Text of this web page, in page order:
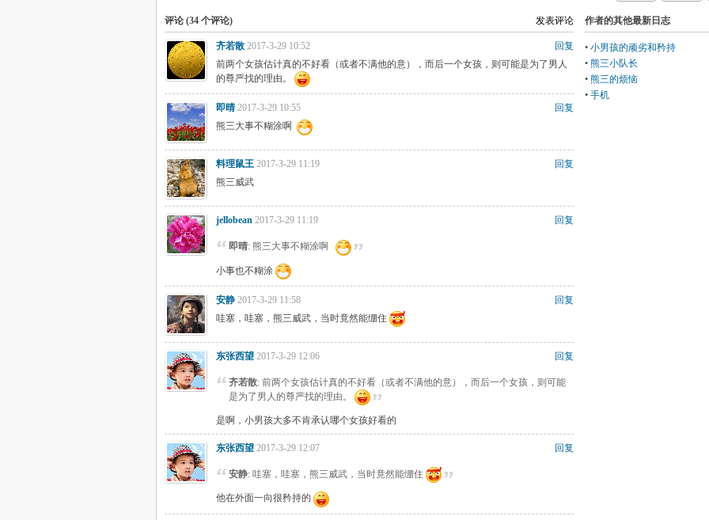
作者的其他最新日志
•小男孩的顽劣和矜持
•熊三小队长
•熊三的烦恼
•手机
发表评论
评论 (34 个评论)
回复
齐若散 2017-3-29 10:52
前两个女孩估计真的不好看（或者不满他的意），而后一个女孩，则可能是为了男人
的尊严找的理由。
回复
即晴 2017-3-29 10:55
熊三大事不糊涂啊
回复
料理鼠王 2017-3-29 11:19
熊三威武
回复
jellobean 2017-3-29 11:19
即晴: 熊三大事不糊涂啊
小事也不糊涂
回复
安静 2017-3-29 11:58
哇塞，哇塞，熊三威武，当时竟然能绷住
回复
东张西望 2017-3-29 12:06
齐若散: 前两个女孩估计真的不好看（或者不满他的意），而后一个女孩，则可能
是为了男人的尊严找的理由。
是啊，小男孩大多不肯承认哪个女孩好看的
回复
东张西望 2017-3-29 12:07
安静: 哇塞，哇塞，熊三威武，当时竟然能绷住
他在外面一向很矜持的